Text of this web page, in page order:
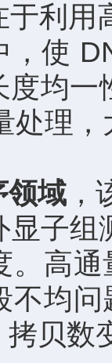
用高
，使
度均
处理
领域
子
。高
不均
贝数